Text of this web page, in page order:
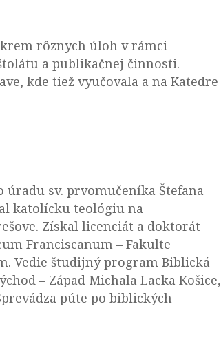
rôznych úloh v rámci
a publikačnej činnosti.
kde tiež vyučovala a na Katedre
sv. prvomučeníka Štefana
katolícku teológiu na
Získal licenciát a doktorát
Franciscanum – Fakulte
Vedie študijný program Biblická
– Západ Michala Lacka Košice,
púte po biblických